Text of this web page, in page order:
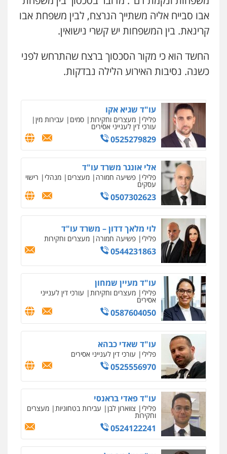
גיא זהבי משרד עורכי דין
פלילי משפחה
503456449
עו"ד איהאב ג'לג'ולי
פלילי מעצרים וחקירות עורכי דין לענייני
אסירים
אייל בן שושן, עורך דין פלילי
פלילי מעצרים וחקירות פשיעה חמורה
נוער רישום פלילי
0522763105
עו"ד שלומי שרון
פלילי
0547342002
עו"ד אלון קריטי
פלילי כלכלי אלימות סמים מעצרים
0525544654
עו"ד דפנה לביא
משפחה
0507206063
עו"ד זוהר ארבל
פלילי פשיעה חמורה מעצרים וחקירות
קטינים
עו"ד אסף דוק
פלילי עבירות מין סמים והימורים פשיעה
חמורה חקירות ומעצרים צווארון לבן והונאה
0526885006
אבו סבייח אליה משתייך הנרצח, לבין משפחת אבו
קרינאת. בין המשפחות יש קשרי נישואין.
החשד הוא כי מקור הסכסוך ברצח שהתרחש לפני
כשנה. נסיבות האירוע הלילה נבדקות.
פלילי פשיעה חמורה ליווי וייצוג בחקירות
ומעצרים
0508824984
עו"ד תומר בנישתי
פלילי מעצרים וחקירות צווארון לבן פשיעה
חמורה
עו"ד שגיא אקו
פלילי מעצרים וחקירות סמים עבירות מין
עורכי דין לענייני אסירים
0525279829
אלי אונגר משרד עו"ד
פלילי פשיעה חמורה מעצרים מנהלי רישוי
עסקים
0507302623
לוי מלאך דדון – משרד עו"ד
פלילי פשיעה חמורה מעצרים וחקירות
0544231863
עו"ד מעיין שמחון
פלילי מעצרים וחקירות עורכי דין לענייני
אסירים
0587604050
עו"ד שאדי כבהא
פלילי עורכי דין לענייני אסירים
0525556970
עו"ד פאדי בראנסי
פלילי צווארון לבן עבירות בטחוניות מעצרים
וחקירות
0524122241